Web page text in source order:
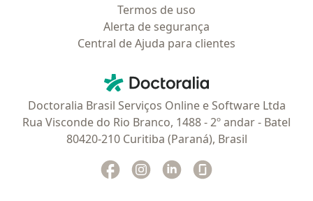
Termos de uso
Alerta de segurança
Central de Ajuda para clientes
Doctoralia - Homepage
Doctoralia Brasil Serviços Online e Software Ltda
Rua Visconde do Rio Branco, 1488 - 2º andar - Batel
80420-210 Curitiba (Paraná), Brasil
Facebook
abre num novo separador
Instagram
abre num novo separador
Linkedin
abre num novo